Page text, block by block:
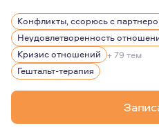
В работе кроме знаний и
Придерживаюсь основных
Работаю в гештальт-
Это помогает определить
Конфликты, ссорюсь с
Неудовлетворенность
Кризис отношений + 79 тем
Гештальт-терапия